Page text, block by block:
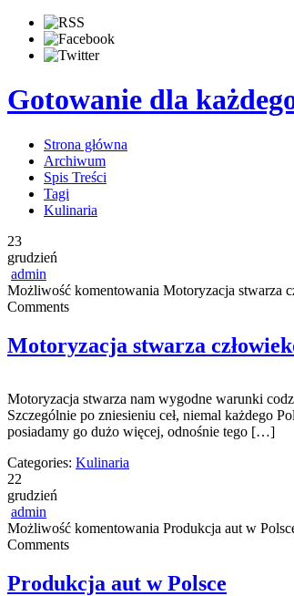
Gotowanie dla
Strona główna
Archiwum
Spis Treści
Tagi
Kulinaria
23
grudzień
admin
Możliwość komentowania Motoryzacja stwarza
Comments
Motoryzacja stwarza
Motoryzacja stwarza nam wygodne warunki
Szczególnie po zniesieniu ceł, niemal każdego
posiadamy go dużo więcej, odnośnie tego […]
Categories: Kulinaria
22
grudzień
admin
Możliwość komentowania Produkcja aut w
Comments
Produkcja aut w Polsce